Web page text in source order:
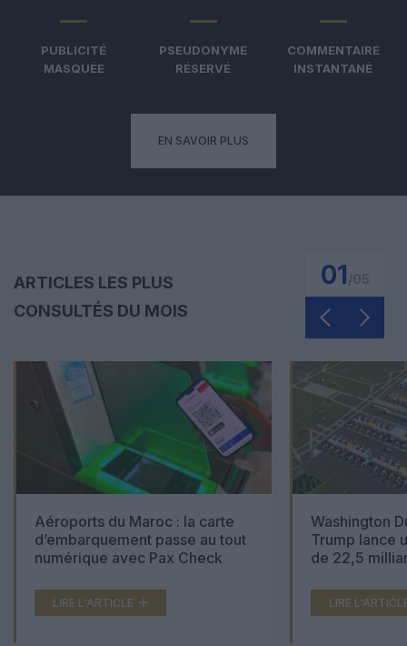
PUBLICITÉ
MASQUÉE
PSEUDONYME
RÉSERVÉ
COMMENTAIRE
INSTANTANÉ
EN SAVOIR PLUS
ARTICLES LES PLUS
CONSULTÉS DU MOIS
01
Aéroports du Maroc : la carte
d’embarquement passe au tout
numérique avec Pax Check
LIRE L'ARTICLE
Washington
Trump lance
de 22,5
LIRE